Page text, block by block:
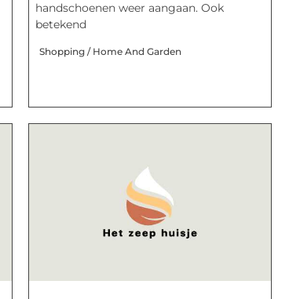
handschoenen weer aangaan. Ook
betekend
Shopping / Home And Garden